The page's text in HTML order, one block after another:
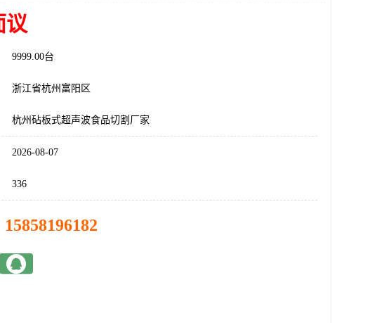
议
9999.00台
浙江省杭州富阳区
杭州砧板式超声波食品切割厂家
2026-08-07
336
15858196182